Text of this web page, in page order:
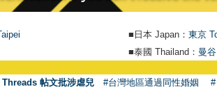
■日本 Japan： 東京
■泰國 Thailand： 曼
帖文批涉虐兒 #台灣地區通過同性婚姻